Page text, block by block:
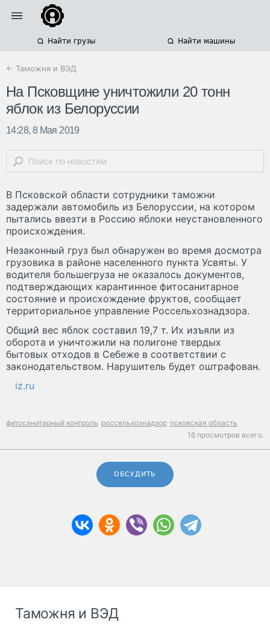
Найти грузы Найти машины
← Таможня и ВЭД
На Псковщине уничтожили 20 тонн
яблок из Белоруссии
14:28, 8 Мая 2019
В Псковской области сотрудники таможни
задержали автомобиль из Белоруссии, на котором
пытались ввезти в Россию яблоки неустановленного
происхождения.
Незаконный груз был обнаружен во время досмотра
грузовика в районе населенного пункта Усвяты. У
водителя большегруза не оказалось документов,
подтверждающих карантинное фитосанитарное
состояние и происхождение фруктов, сообщает
территориальное управление Россельхознадзора.
Общий вес яблок составил 19,7 т. Их изъяли из
оборота и уничтожили на полигоне твердых
бытовых отходов в Себеже в соответствии с
законодательством. Нарушитель будет оштрафован.
iz.ru
фитосанитарный контроль россельхознадзор псковская область
16 просмотров всего.
ОБСУДИТЬ
Таможня и ВЭД